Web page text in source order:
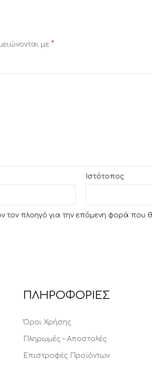
με *
Ιστότοπος
τον πλοηγό για την επόμενη φορά που
ΠΛΗΡΟΦΟΡΙΕΣ
Όροι Χρήσης
Πληρωμές – Αποστολές
Επιστροφές Προϊόντων